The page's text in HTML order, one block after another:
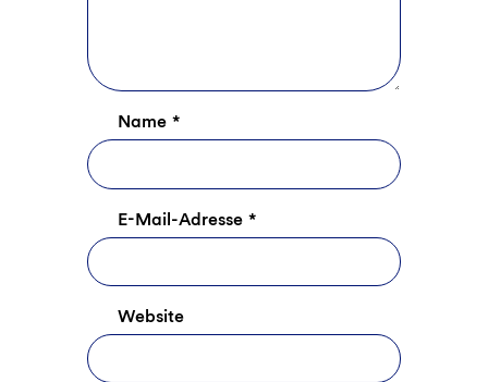
Name *
E-Mail-Adresse *
Website